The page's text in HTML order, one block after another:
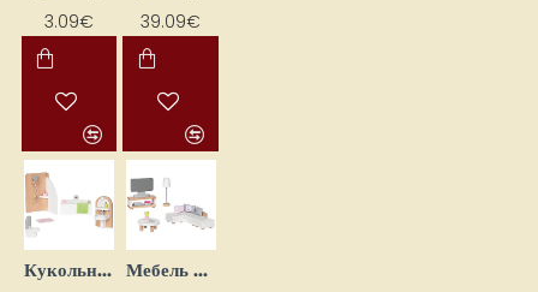
3.09€ 39.09€
Кукольная мебель "Ванная комната" Мебель для кукол "Гостиная"